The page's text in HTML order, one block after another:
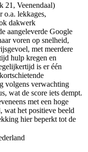
21, Veenendaal)
o.a. lekkages,
dakwerk
aangeleverde Google
voren op snelheid,
met meerdere
hulp kregen en
is er één
volgens verwachting
wat de score iets dempt.
met een hoge
wat het positieve beeld
hier beperkt tot de